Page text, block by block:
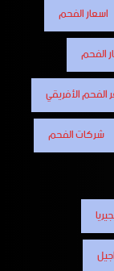
اسعار الفحم
الفحم
الأفريقي
شركات الفحم